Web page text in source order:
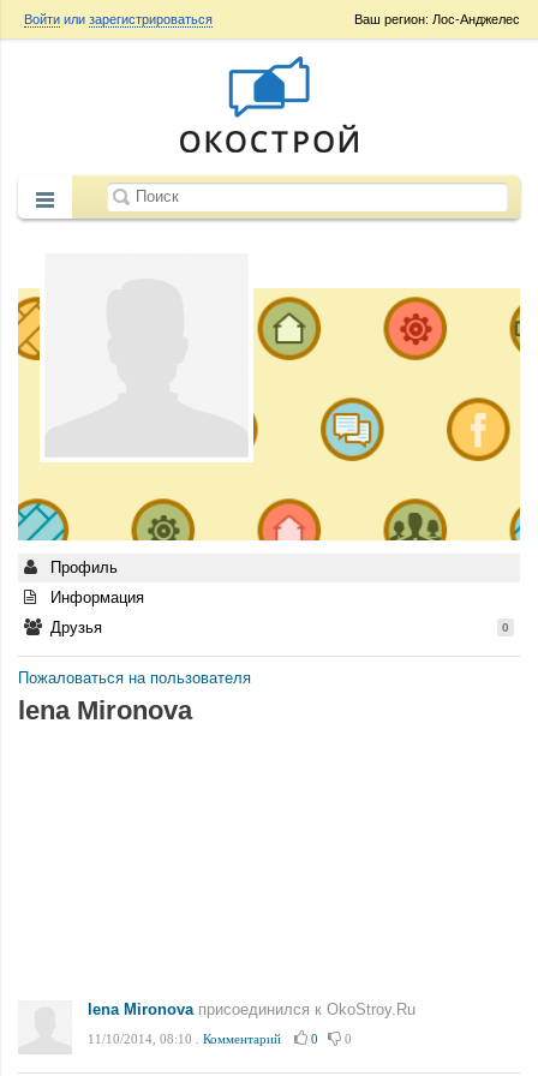
Ваш регион: Лос-Анджелес
Войти или зарегистрироваться
Профиль
Информация
Друзья
0
Пожаловаться на пользователя
lena Mironova
lena Mironovaприсоединился к OkoStroy.Ru
11/10/2014, 08:10 Комментарий 0 0